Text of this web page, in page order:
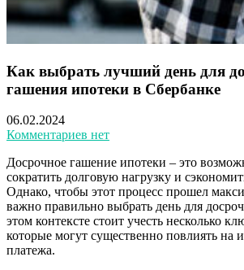
Как выбрать лучший день для
гашения ипотеки в Сбербанке
06.02.2024
Комментариев нет
Досрочное гашение ипотеки – это
сократить долговую нагрузку и
Однако, чтобы этот процесс прошел
важно правильно выбрать день для
этом контексте стоит учесть несколько
которые могут существенно повлиять на
платежа.